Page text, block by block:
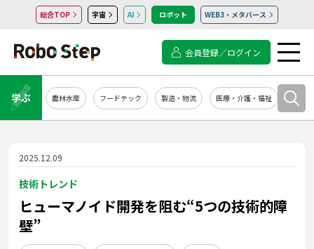
総合TOP 宇宙 AI ロボット WEB3・メタバース
会員登録／ログイン
学ぶ 農林水産 フードテック 製造・物流 医療・介護・福祉 シス
2025.12.09
技術トレンド
ヒューマノイド開発を阻む“5つの技術的障
壁”